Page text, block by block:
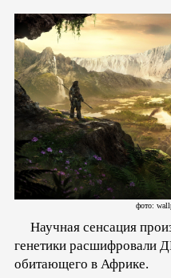
фото:
Научная сенсация
генетики расшифровали
обитающего в Африке.